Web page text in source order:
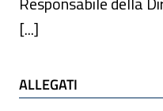
[...]
ALLEGATI
ALLEGATI